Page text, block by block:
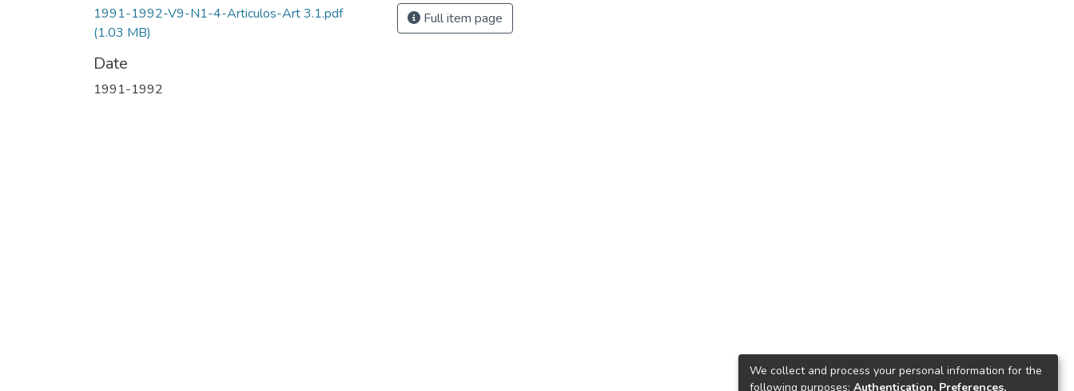
1991-1992-V9-N1-4-Articulos-Art 3.1.pdf
(1.03 MB)
Date
1991-1992
Full item page
We collect and process your personal information for the
following purposes: Authentication, Preferences,